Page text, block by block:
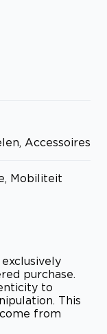
Accessoires
Mobiliteit
purchase.
to
This
from